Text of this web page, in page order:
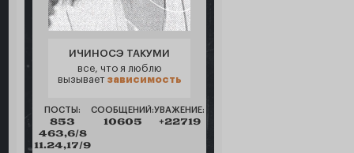
ИЧИНОСЭ ТАКУМИ
все, что я люблю
вызывает зависимость
ПОСТЫ:
853
463,6/8
11.24,17/9
СООБЩЕНИЙ:
10605
УВАЖЕНИЕ:
+22719